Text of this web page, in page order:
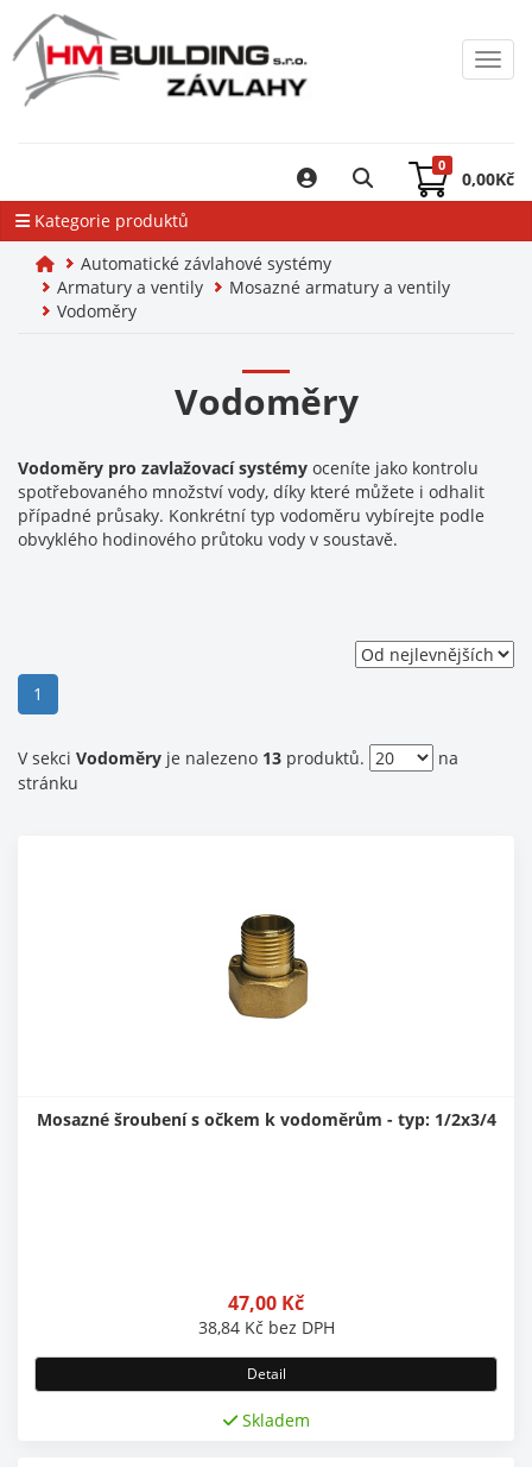
0
0,00Kč
Kategorie produktů
Automatické závlahové systémy
Armatury a ventily
Mosazné armatury a ventily
Vodoměry
Vodoměry
Vodoměry pro zavlažovací systémy oceníte jako kontrolu
spotřebovaného množství vody, díky které můžete i odhalit
případné průsaky. Konkrétní typ vodoměru vybírejte podle
obvyklého hodinového průtoku vody v soustavě.
1
V sekci Vodoměry je nalezeno 13 produktů.
na
stránku
Mosazné šroubení s očkem k vodoměrům - typ: 1/2x3/4
47,00 Kč
38,84 Kč bez DPH
Detail
Skladem